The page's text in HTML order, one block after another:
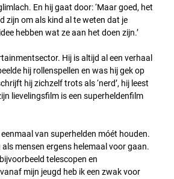
En hij gaat door: ‘Maar goed, het
zijn om als kind al te weten dat je
hebben wat ze aan het doen zijn.’
Hij is altijd al een verhaal
hij rollenspellen en was hij gek op
hij zichzelf trots als ‘nerd’, hij leest
lievelingsfilm is een superheldenfilm
van superhelden móét houden.
mensen ergens helemaal voor gaan.
telescopen en
mijn jeugd heb ik een zwak voor